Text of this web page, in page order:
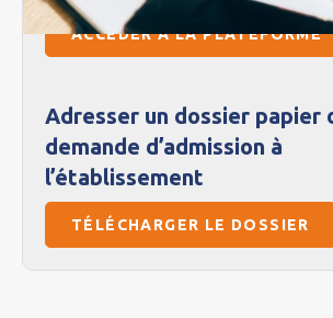
ACCÉDER À LA PLATEFORME
Adresser un dossier papier
demande d’admission à
l’établissement
TÉLÉCHARGER LE DOSSIER